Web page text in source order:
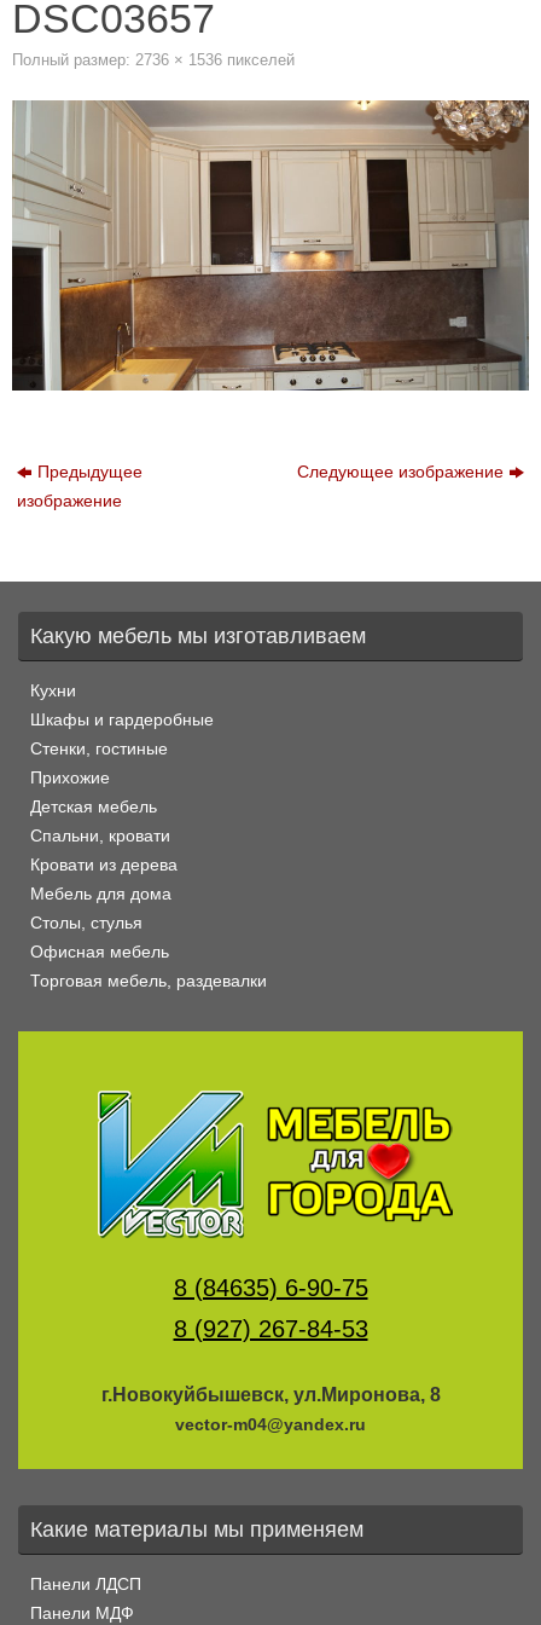
DSC03657
Полный размер: 2736 × 1536 пикселей
Предыдущее
изображение
Следующее изображение
Какую мебель мы изготавливаем
Кухни
Шкафы и гардеробные
Стенки, гостиные
Прихожие
Детская мебель
Спальни, кровати
Кровати из дерева
Мебель для дома
Столы, стулья
Офисная мебель
Торговая мебель, раздевалки
8 (84635) 6-90-75
8 (927) 267-84-53
г.Новокуйбышевск, ул.Миронова, 8
vector-m04@yandex.ru
Какие материалы мы применяем
Панели ЛДСП
Панели МДФ